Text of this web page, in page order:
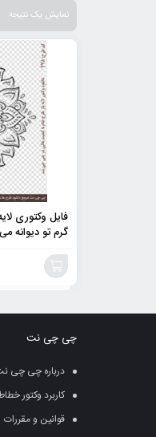
نمایش یک نتیجه
فایل وکتوری
گرم تو دیوانه
چی چی نت
درباره چی چی
کاربرد وکتور
قوانین و مقررات